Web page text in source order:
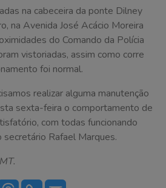
na cabeceira da ponte Dilney
na Avenida José Acácio Moreira
do Comando da Polícia
vistoriadas, assim como corre
foi normal.
realizar alguma manutenção
sexta-feira o comportamento de
com todas funcionando
secretário Rafael Marques.